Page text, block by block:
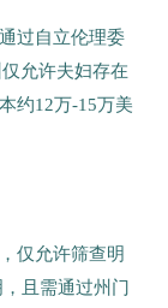
过自立伦理委
允许夫妇存在
约12万-15万美
仅允许筛查明
且需通过州门